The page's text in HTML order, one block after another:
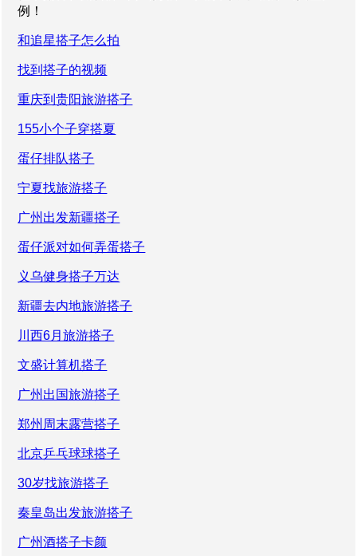
例！
和追星搭子怎么拍
找到搭子的视频
重庆到贵阳旅游搭子
155小个子穿搭夏
蛋仔排队搭子
宁夏找旅游搭子
广州出发新疆搭子
蛋仔派对如何弄蛋搭子
义乌健身搭子万达
新疆去内地旅游搭子
川西6月旅游搭子
文盛计算机搭子
广州出国旅游搭子
郑州周末露营搭子
北京乒乓球球搭子
30岁找旅游搭子
秦皇岛出发旅游搭子
广州酒搭子卡颜